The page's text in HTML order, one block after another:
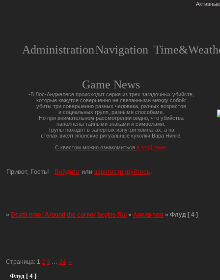
AdministrationNavigation
Game News
-В Лос-Анджелесе происходит серия из трех загадочных убийств,
которые кажутся совершенно не связанными между собой:
убиты три совершенно разных человека, разных возрастов
и социальных групп, разными способами.
Но при внимательном рассмотрении видно, что убийства
наполнены тайными знаками и символами.
Трупы находят в запертых изнутри комнатах, а на
стенах висят японские ритуальные куколки Вара Нингё.
С квестом можно ознакомиться в этой теме.
Привет, Гость! Войдитеили зарегистрируйтесь.
»Death note: Around the corner begins Rai »Архив тем »Флуд [ 4 ]
Флуд [ 4 ]
Страница: 1 2 3 34 »